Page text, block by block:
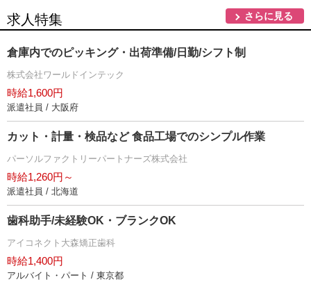
求人特集 さらに見る
倉庫内でのピッキング・出荷準備/日勤/シフト制
株式会社ワールドインテック
時給1,600円
派遣社員 / 大阪府
カット・計量・検品など 食品工場でのシンプル作業
パーソルファクトリーパートナーズ株式会社
時給1,260円～
派遣社員 / 北海道
歯科助手/未経験OK・ブランクOK
アイコネクト大森矯正歯科
時給1,400円
アルバイト・パート / 東京都